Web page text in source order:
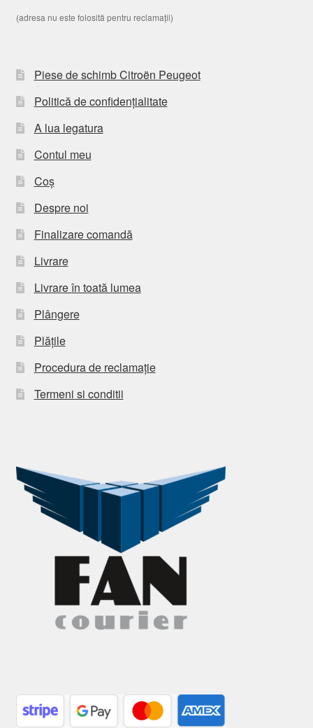
(adresa nu este folosită pentru reclamații)
Piese de schimb Citroën Peugeot
Politică de confidențialitate
A lua legatura
Contul meu
Coș
Despre noi
Finalizare comandă
Livrare
Livrare în toată lumea
Plângere
Plățile
Procedura de reclamație
Termeni si conditii